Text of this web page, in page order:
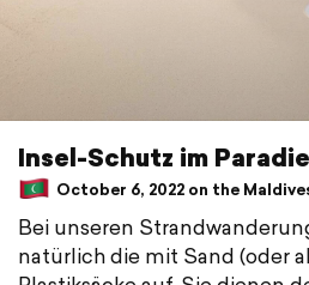
Insel-Schutz im
October 6, 2022 on the Maldives
Bei unseren
natürlich die mit Sand (oder